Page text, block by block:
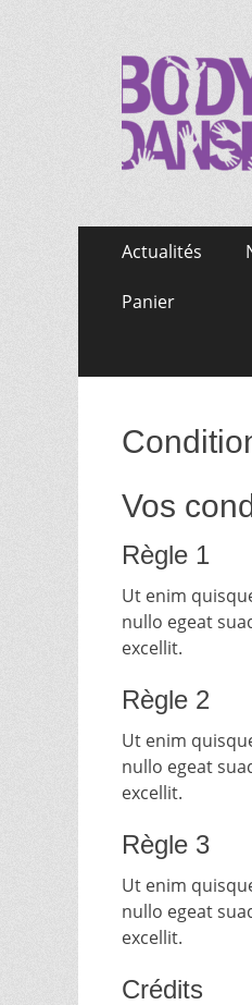
Premier
contenu
Actualités
Panier
Vos
Règle 1
Ut enim
nullo egeat
excellit.
Règle 2
Ut enim
nullo egeat
excellit.
Règle 3
Ut enim
nullo egeat
excellit.
Crédits